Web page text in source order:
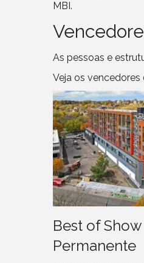
MBI.
As pessoas e
Veja os
Best of
Permanente